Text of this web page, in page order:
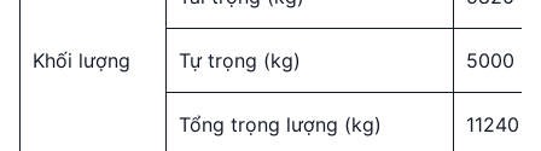
Khối lượng Tự trọng (kg) 5000
Tổng trọng lượng (kg) 11240